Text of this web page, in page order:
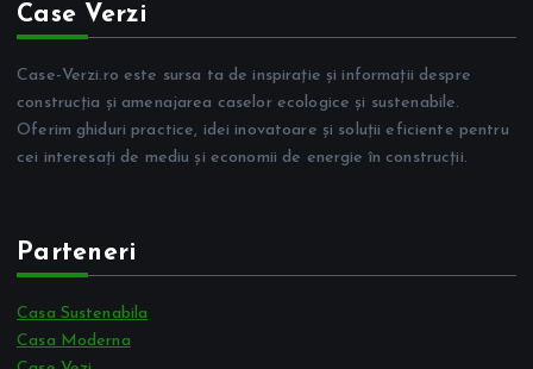
Case Verzi
Case-Verzi.ro este sursa ta de inspirație și informații despre
construcția și amenajarea caselor ecologice și sustenabile.
Oferim ghiduri practice, idei inovatoare și soluții eficiente pentru
cei interesați de mediu și economii de energie în construcții.
Parteneri
Casa Sustenabila
Casa Moderna